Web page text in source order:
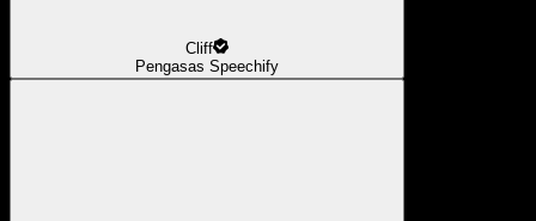
Cliff
Pengasas Speechify